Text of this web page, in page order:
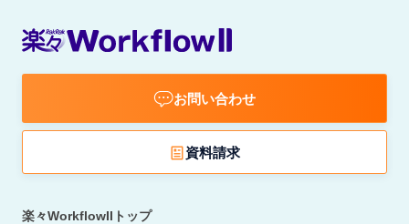
お問い合わせ
資料請求
楽々WorkflowIIトップ